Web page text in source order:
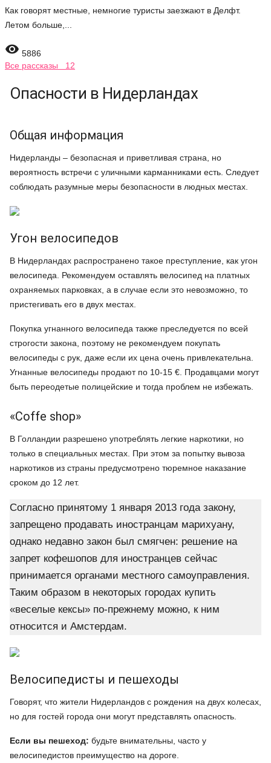
Как говорят местные, немногие туристы заезжают в Делфт.
Летом больше,...
 5886
Все рассказы 12
Опасности в Нидерландах
Общая информация
Нидерланды – безопасная и приветливая страна, но
вероятность встречи с уличными карманниками есть. Следует
соблюдать разумные меры безопасности в людных местах.
Угон велосипедов
В Нидерландах распространено такое преступление, как угон
велосипеда. Рекомендуем оставлять велосипед на платных
охраняемых парковках, а в случае если это невозможно, то
пристегивать его в двух местах.
Покупка угнанного велосипеда также преследуется по всей
строгости закона, поэтому не рекомендуем покупать
велосипеды с рук, даже если их цена очень привлекательна.
Угнанные велосипеды продают по 10-15 €. Продавцами могут
быть переодетые полицейские и тогда проблем не избежать.
«Coffe shop»
В Голландии разрешено употреблять легкие наркотики, но
только в специальных местах. При этом за попытку вывоза
наркотиков из страны предусмотрено тюремное наказание
сроком до 12 лет.
Согласно принятому 1 января 2013 года закону,
запрещено продавать иностранцам марихуану,
однако недавно закон был смягчен: решение на
запрет кофешопов для иностранцев сейчас
принимается органами местного самоуправления.
Таким образом в некоторых городах купить
«веселые кексы» по-прежнему можно, к ним
относится и Амстердам.
Велосипедисты и пешеходы
Говорят, что жители Нидерландов с рождения на двух колесах,
но для гостей города они могут представлять опасность.
Если вы пешеход: будьте внимательны, часто у
велосипедистов преимущество на дороге.